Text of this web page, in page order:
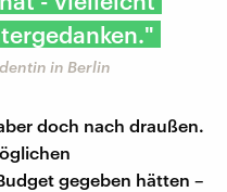
in Berlin
doch nach draußen.
gegeben hätten –